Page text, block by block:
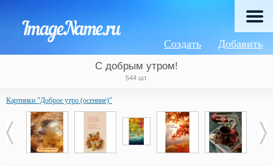
Добавить
Создать
С добрым утром!
544 шт.
Картинки "Доброе утро (осенние)"